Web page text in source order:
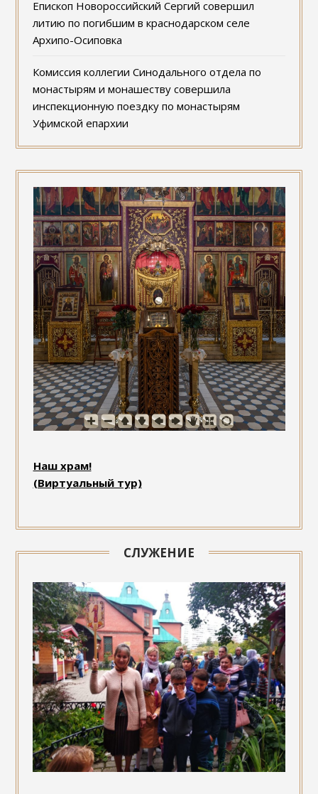
Епископ Новороссийский Сергий совершил
литию по погибшим в краснодарском селе
Архипо-Осиповка
Комиссия коллегии Синодального отдела по
монастырям и монашеству совершила
инспекционную поездку по монастырям
Уфимской епархии
Наш храм!
(Виртуальный тур)
СЛУЖЕНИЕ